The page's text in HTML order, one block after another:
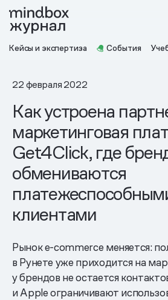
Кейсы и экспертиза События
22 февраля 2022
Как устроена
маркетинговая
Get4Click, где
обмениваются
клиентами
Рынок e-commerce меняется:
в Рунете уже приходится на
у брендов не остается
и Apple ограничивают